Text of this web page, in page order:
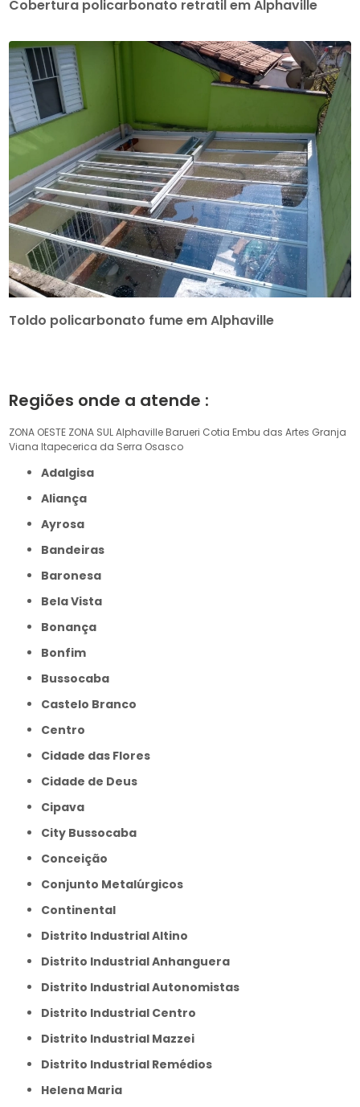
Cobertura policarbonato retratil em Alphaville
Toldo policarbonato fume em Alphaville
Regiões onde a atende :
ZONA OESTE ZONA SULAlphaville Barueri Cotia Embu das Artes Granja
Viana Itapecerica da Serra Osasco
Adalgisa
Aliança
Ayrosa
Bandeiras
Baronesa
Bela Vista
Bonança
Bonfim
Bussocaba
Castelo Branco
Centro
Cidade das Flores
Cidade de Deus
Cipava
City Bussocaba
Conceição
Conjunto Metalúrgicos
Continental
Distrito Industrial Altino
Distrito Industrial Anhanguera
Distrito Industrial Autonomistas
Distrito Industrial Centro
Distrito Industrial Mazzei
Distrito Industrial Remédios
Helena Maria